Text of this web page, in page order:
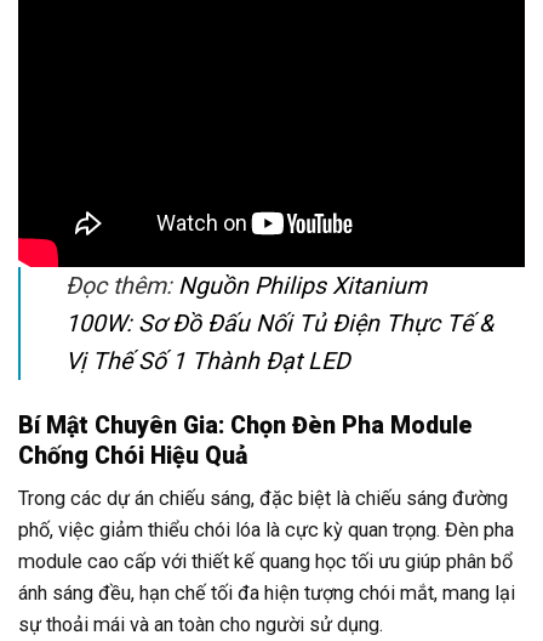
Đọc thêm: Nguồn Philips Xitanium
100W: Sơ Đồ Đấu Nối Tủ Điện Thực Tế &
Vị Thế Số 1 Thành Đạt LED
Bí Mật Chuyên Gia: Chọn Đèn Pha Module
Chống Chói Hiệu Quả
Trong các dự án chiếu sáng, đặc biệt là chiếu sáng đường
phố, việc giảm thiểu chói lóa là cực kỳ quan trọng. Đèn pha
module cao cấp với thiết kế quang học tối ưu giúp phân bổ
ánh sáng đều, hạn chế tối đa hiện tượng chói mắt, mang lại
sự thoải mái và an toàn cho người sử dụng.